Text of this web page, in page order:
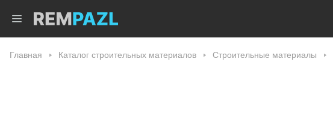
Главная Каталог строительных материалов Строительные материалы